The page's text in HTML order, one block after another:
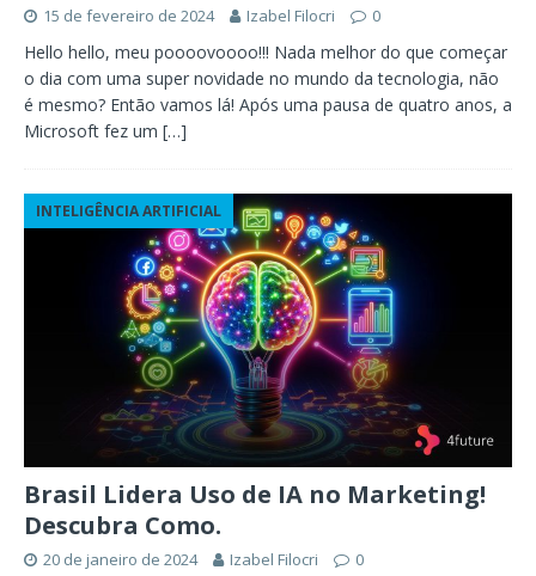
15 de fevereiro de 2024 Izabel Filocri 0
Hello hello, meu poooovoooo!!! Nada melhor do que começar
o dia com uma super novidade no mundo da tecnologia, não
é mesmo? Então vamos lá! Após uma pausa de quatro anos, a
Microsoft fez um […]
INTELIGÊNCIA ARTIFICIAL
Brasil Lidera Uso de IA no Marketing!
Descubra Como.
20 de janeiro de 2024 Izabel Filocri 0